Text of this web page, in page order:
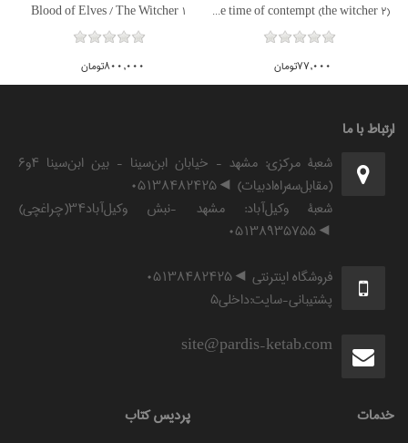
Blood of Elves / The Witcher 1
800,000تومان
The time of contempt (the witcher 2)
77,000تومان
ارتباط با ما
شعبۀ مرکزی: مشهد - خیابان ابن‌سینا - بین ابن‌سینا ۴و۶
(مقابل‌سه‌راه‌ادبیات) ◄۰۵۱۳۸۴۸۲۴۲۵
شعبۀ وکیل‌آباد: مشهد -نبش وکیل‌آباد۳۴(چراغچی)
◄۰۵۱۳۸۹۳۵۷۵۵
فروشگاه اینترنتی ◄۰۵۱۳۸۴۸۲۴۲۵
پشتیبانی-سایت:داخلی۵
site@pardis-ketab.com
خدمات پرديس كتاب